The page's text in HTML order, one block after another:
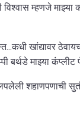
म्हणजे माझ्या
खांद्यावर
बर्थडे माझ्या
शहाणपणाची सुतं